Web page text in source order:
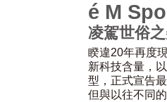
é M
凌駕世俗
睽違20年再度
新科技含量，
型，正式宣告
但與以往不同